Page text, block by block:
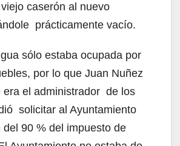
caserón al nuevo
prácticamente vacío.
sólo estaba ocupada por
por lo que Juan Nuñez
era el administrador de los
solicitar al Ayuntamiento
del 90 % del impuesto de